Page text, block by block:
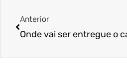
Anterior
Onde vai ser entregue o